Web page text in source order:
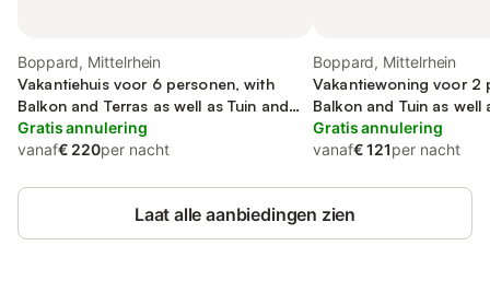
Boppard, Mittelrhein
Vakantiehuis voor 6 personen, with
Balkon and Terras as well as Tuin and
Zwembad
Gratis annulering
vanaf€ 220per nacht
Boppard, Mittelrhein
Vakantiewoning voor 2
Balkon and Tuin as well
Gratis annulering
vanaf€ 121per nacht
Laat alle aanbiedingen zien